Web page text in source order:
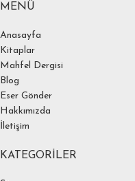
MENÜ
Anasayfa
Kitaplar
Mahfel Dergisi
Blog
Eser Gönder
Hakkımızda
İletişim
KATEGORILER